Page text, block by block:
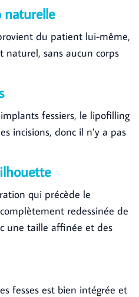
naturelle
du patient lui-même,
sans aucun corps
fessiers, le lipofilling
incisions, donc il n’y a pas
qui précède le
redessinée de
une taille affinée et des
fesses est bien intégrée et